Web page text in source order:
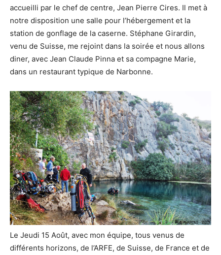
accueilli par le chef de centre, Jean Pierre Cires. Il met à
notre disposition une salle pour l’hébergement et la
station de gonflage de la caserne. Stéphane Girardin,
venu de Suisse, me rejoint dans la soirée et nous allons
diner, avec Jean Claude Pinna et sa compagne Marie,
dans un restaurant typique de Narbonne.
Le Jeudi 15 Août, avec mon équipe, tous venus de
différents horizons, de l’ARFE, de Suisse, de France et de